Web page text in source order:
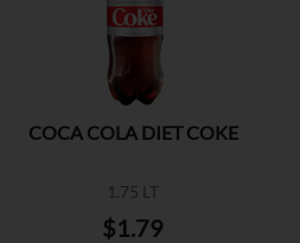
COCA COLA DIET COKE
1.75 LT
$1.79